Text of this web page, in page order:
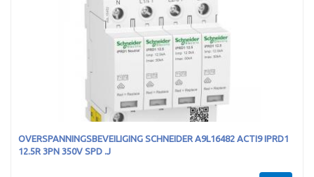
OVERSPANNINGSBEVEILIGING SCHNEIDER A9L16482 ACTI9 IPRD1
12.5R 3PN 350V SPD .J